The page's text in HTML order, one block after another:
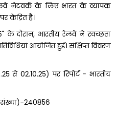
नेटवर्क के लिए भारत के व्यापक
केंद्रित है।
के दौरान, भारतीय रेलवे ने स्वच्छता
आयोजित हुई। संक्षिप्त विवरण
से 02.10.25) पर रिपोर्ट - भारतीय
240856